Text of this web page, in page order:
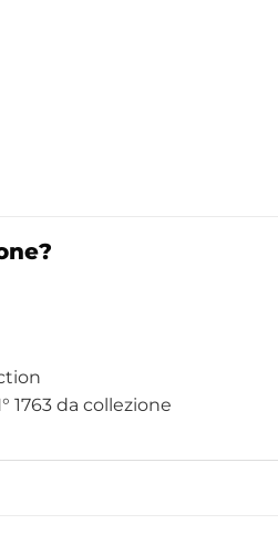
1763 da collezione